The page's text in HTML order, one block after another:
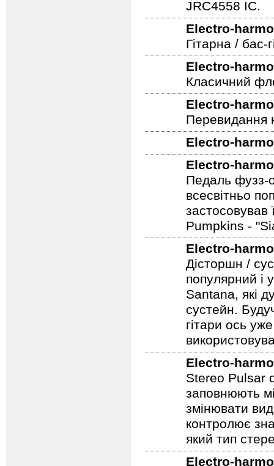
Новий
JRC4558 IC.
Electro-
Гітарна /
Electro-
Класичний
Electro-
Перевидання
Electro-
Electro-
Педаль фузз-
всесвітньо
застосовував
Pumpkins -
Electro-
Дісторшн /
популярний і
Santana, які
сустейн.
гітари ось
Electro-
Stereo Pulsar
заповнюють
змінювати
контролює
який тип